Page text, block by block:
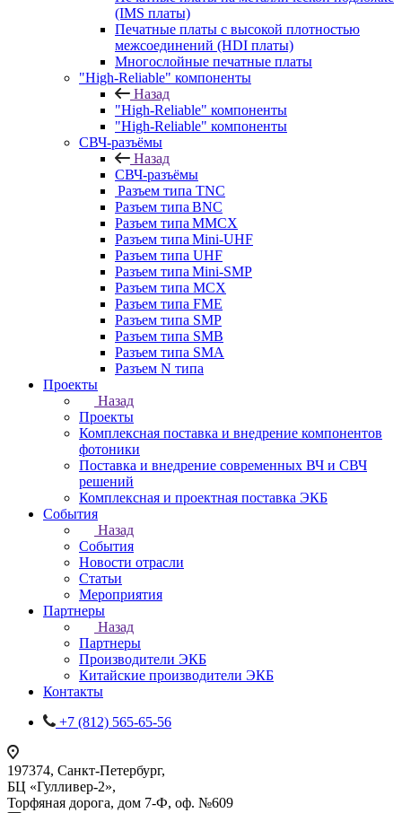
(IMS платы)
Печатные платы с высокой плотностью
межсоединений (HDI платы)
Многослойные печатные платы
"High-Reliable" компоненты
Назад
"High-Reliable" компоненты
"High-Reliable" компоненты
СВЧ-разъёмы
Назад
СВЧ-разъёмы
Разъем типа TNC
Разъем типа BNC
Разъем типа MMCX
Разъем типа Mini-UHF
Разъем типа UHF
Разъем типа Mini-SMP
Разъем типа MCX
Разъем типа FME
Разъем типа SMP
Разъем типа SMB
Разъем типа SMA
Разъем N типа
Проекты
Назад
Проекты
Комплексная поставка и внедрение компонентов
фотоники
Поставка и внедрение современных ВЧ и СВЧ
решений
Комплексная и проектная поставка ЭКБ
События
Назад
События
Новости отрасли
Статьи
Мероприятия
Партнеры
Назад
Партнеры
Производители ЭКБ
Китайские производители ЭКБ
Контакты
+7 (812) 565-65-56
197374, Санкт-Петербург,
БЦ «Гулливер-2»,
Торфяная дорога, дом 7-Ф, оф. №609